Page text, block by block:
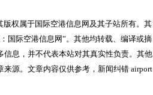
权属于国际空港信息网及其子站所有。其
国际空港信息网”。其他均转载、编译或摘
息，并不代表本站对其真实性负责。其他
源。文章内容仅供参考，新闻纠错 airport